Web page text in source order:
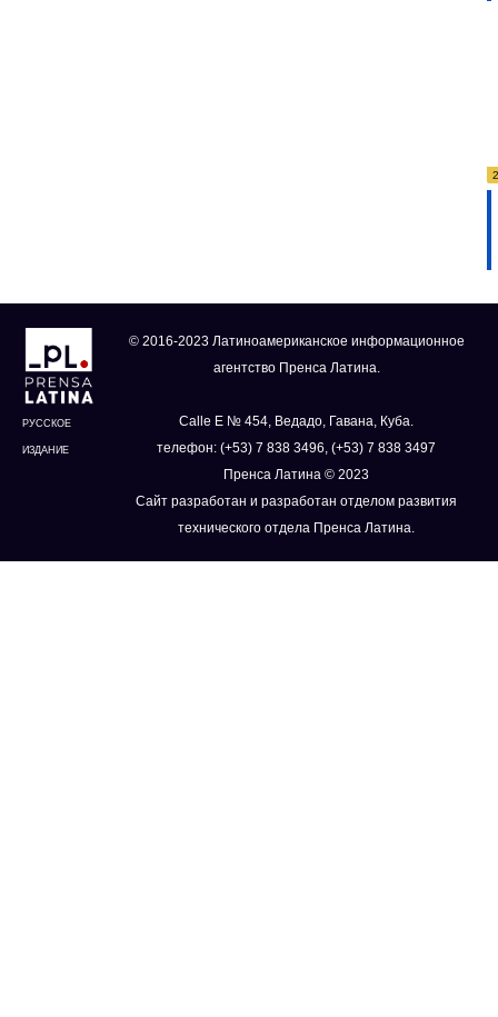
РУССКОЕ
ИЗДАНИЕ
© 2016-2023 Латиноамериканское информационное
агентство Пренса Латина.
Calle E № 454, Ведадо, Гавана, Куба.
телефон: (+53) 7 838 3496, (+53) 7 838 3497
Пренса Латина © 2023
Сайт разработан и разработан отделом развития
технического отдела Пренса Латина.